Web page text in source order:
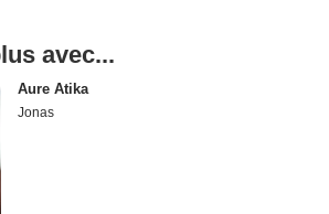
avec...
Aure Atika
Jonas